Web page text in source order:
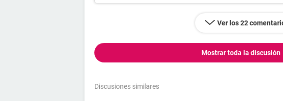
Ver los 22
Mostrar toda la discusión
Discusiones similares